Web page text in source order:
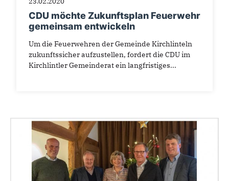
CDU möchte Zukunftsplan Feuerwehr
gemeinsam entwickeln
Um die Feuerwehren der Gemeinde Kirchlinteln
zukunftssicher aufzustellen, fordert die CDU im
Kirchlintler Gemeinderat ein langfristiges...